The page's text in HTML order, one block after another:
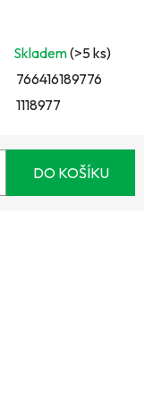
Skladem(>5 ks)
766416189776
1118977
DO KOŠÍKU